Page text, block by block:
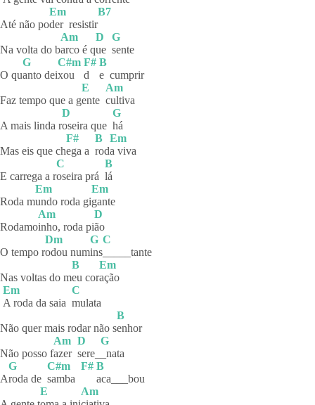
Até não po
Em
der resistir
B7
Na volta do b
Am
arco é q
D
ue
G
sente
O qu
G
anto dei
C#m
xou
F#
d
B
e cumprir
Faz tempo que a g
E
ente
Am
cultiva
A mais linda r
D
oseira que
G
há
Mas eis que ch
F#
ega a
B
rod
Em
a viva
E carrega a r
C
oseira prá
B
lá
Roda m
Em
undo roda gi
Em
gante
Rodamo
Am
inho, roda pi
D
ão
O tempo r
Dm
odou num
G
ins
C
_____tante
Nas voltas do m
B
eu cor
Em
ação
Em
A roda da saia
C
mulata
Não quer mais rodar não s
B
enhor
Não posso f
Am
azer
D
sere_
G
_nata
A
G
roda de
C#m
samba
F# B
aca___bou
E
Am